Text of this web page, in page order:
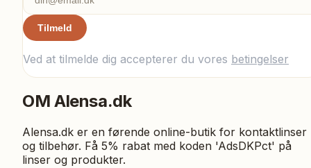
Tilmeld
Ved at tilmelde dig accepterer du vores betingelser
OM Alensa.dk
Alensa.dk er en førende online-butik for kontaktlinser
og tilbehør. Få 5% rabat med koden 'AdsDKPct' på
linser og produkter.